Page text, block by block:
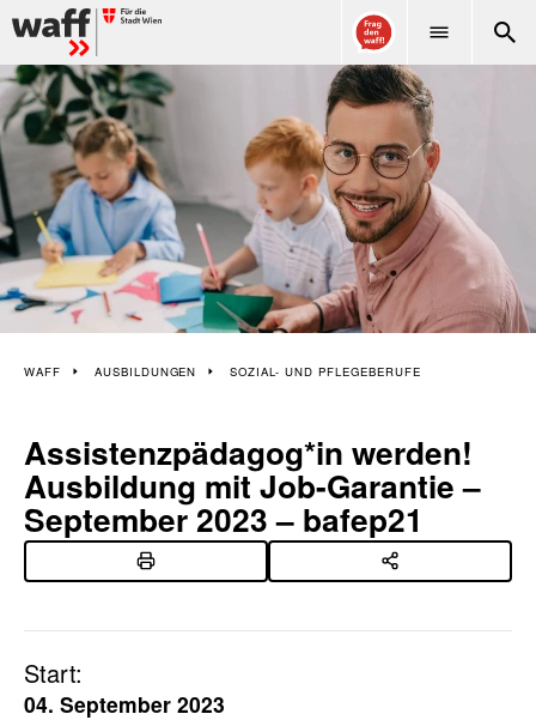
WAFF AUSBILDUNGEN SOZIAL- UND PFLEGEBERUFE
Assistenzpädagog*in werden!
Ausbildung mit Job-Garantie –
September 2023 – bafep21
Start:
04. September 2023